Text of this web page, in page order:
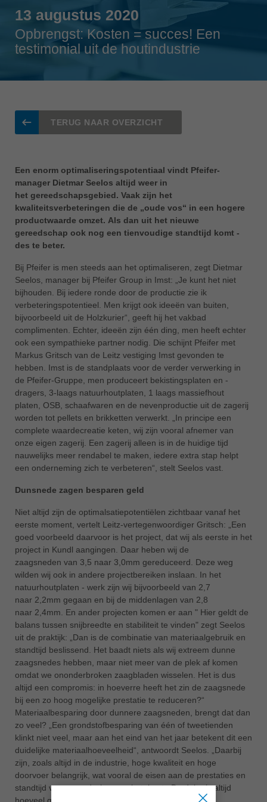
Singapore
english
Slovenija
slovenski
Suomi
Taiwan
english
USA
english
Việt Nam
ประเทศไทย
ไทย
Україна
yкраїнська
13 augustus 2020
Opbrengst: Kosten = succes! Een
testimonial uit de houtindustrie
TERUG NAAR OVERZICHT
Een enorm optimaliseringspotentiaal vindt Pfeifer-
manager Dietmar Seelos altijd weer in
het gereedschapsgebied. Vaak zijn het
kwaliteitsverbeteringen die de „oude vos“ in een hogere
productwaarde omzet. Als dan uit het nieuwe
gereedschap ook nog een tienvoudige standtijd komt -
des te beter.
Bij Pfeifer is men steeds aan het optimaliseren, zegt Dietmar
Seelos, manager bij Pfeifer Group in Imst: „Je kunt het niet
bijhouden. Bij iedere ronde door de productie zie ik
verbeteringspotentieel. Men krijgt ook ideeën van buiten,
bijvoorbeeld uit de Holzkurier“, geeft hij het vakbad
complimenten. Echter, ideeën zijn één ding, men heeft echter
ook een sympathieke partner nodig. Die schijnt Pfeifer met
Markus Gritsch van de Leitz vestiging Imst gevonden te
hebben. Imst is de standplaats voor de verder verwerking in
de Pfeifer-Gruppe, men produceert bekistingsplaten en -
dragers, 3-laags natuurhoutplaten, 1 laags massiefhout
platen, OSB, schaafwaren en de nevenproductie uit de zagerij
worden tot pellets en brikketten verwerkt. „In principe een
complete waardecreatie keten, wij zijn vooral afnemer van
onze eigen zagerij. Een zagerij alleen is in de huidige tijd
nauwelijks meer rendabel te maken, iedere extra stap helpt
een onderneming zich te verbeteren“, stelt Seelos vast.
Dunsnede zagen besparen geld
Niet altijd zijn de optimalsatiepotentiëlen zichtbaar vanaf het
eerste moment, vertelt Leitz-vertegenwoordiger Gritsch: „Een
goed voorbeeld daarvoor is het project, dat wij als eerste in het
project in Kundl aangingen. Daar heben wij de
zaagsneden van 3,5 naar 3,0mm gereduceerd. Deze weg
wilden wij ook in andere projectbereiken inslaan. In het
natuurhoutplaten - werk zijn wij bijvoorbeeld van 2,7
naar 2,2mm gegaan en bij de middenlagen van 2,8
naar 2,4mm. En ander projecten komen er aan " Hier geldt de
balans tussen snijbreedte en stabiliteit te vinden" zegt Seelos
uit de praktijk: „Dan is de combinatie van materiaalgebruik en
standtijd beslissend. Het baadt niets als wij extreem dunne
zaagsnedes hebben, maar niet meer van de plek af komen
omdat we ononderbroken zaagbladen wisselen. Het is dus
altijd een compromis: in hoeverre heeft het zin de zaagsnede
bij een zo hoog mogelijke prestatie te reduceren?“
Materiaalbesparing door dunnere zaagsneden, brengt dat dan
zo veel? „Een grondstofbesparing van één of tweetienden
klinkt niet veel, maar aan het eind van het jaar betekent dit een
duidelijke materiaalhoeveelheid“, antwoordt Seelos. „Daarbij
zijn, zoals altijd in de industrie, hoge kwaliteit en hoge
doorvoer belangrijk, wat vooral de eisen aan de prestaties en
standtijd van gereedschappen betekent. De deler is altijd